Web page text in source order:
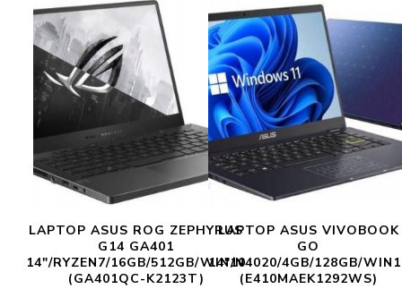
LAPTOP ASUS ROG ZEPHYRUS
G14 GA401
14″/RYZEN7/16GB/512GB/WIN10
(GA401QC-K2123T)
LAPTOP ASUS VIVOBOOK
GO
14″/N4020/4GB/128GB/
(E410MAEK1292WS)